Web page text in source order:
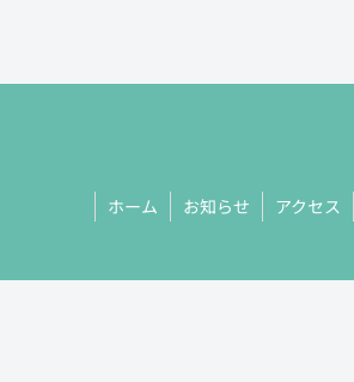
ホーム お知らせ アクセス